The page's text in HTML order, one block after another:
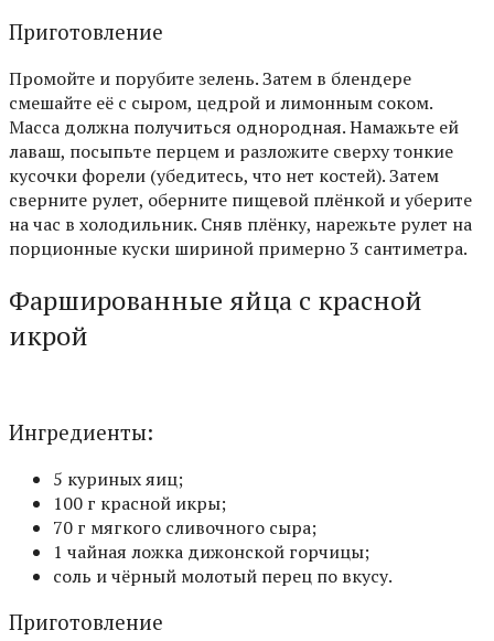
Приготовление
Промойте и порубите зелень. Затем в блендере
смешайте её с сыром, цедрой и лимонным соком.
Масса должна получиться однородная. Намажьте ей
лаваш, посыпьте перцем и разложите сверху тонкие
кусочки форели (убедитесь, что нет костей). Затем
сверните рулет, оберните пищевой плёнкой и уберите
на час в холодильник. Сняв плёнку, нарежьте рулет на
порционные куски шириной примерно 3 сантиметра.
Фаршированные яйца с красной
икрой
Ингредиенты:
5 куриных яиц;
100 г красной икры;
70 г мягкого сливочного сыра;
1 чайная ложка дижонской горчицы;
соль и чёрный молотый перец по вкусу.
Приготовление